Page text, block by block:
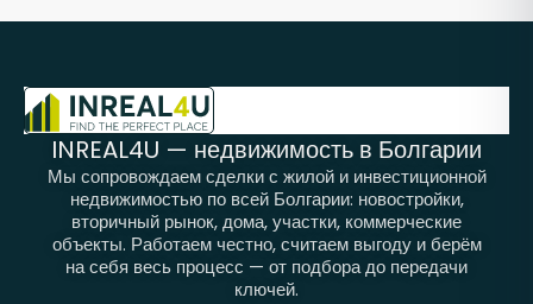
INREAL4U — недвижимость в Болгарии
Мы сопровождаем сделки с жилой и инвестиционной
недвижимостью по всей Болгарии: новостройки,
вторичный рынок, дома, участки, коммерческие
объекты. Работаем честно, считаем выгоду и берём
на себя весь процесс — от подбора до передачи
ключей.